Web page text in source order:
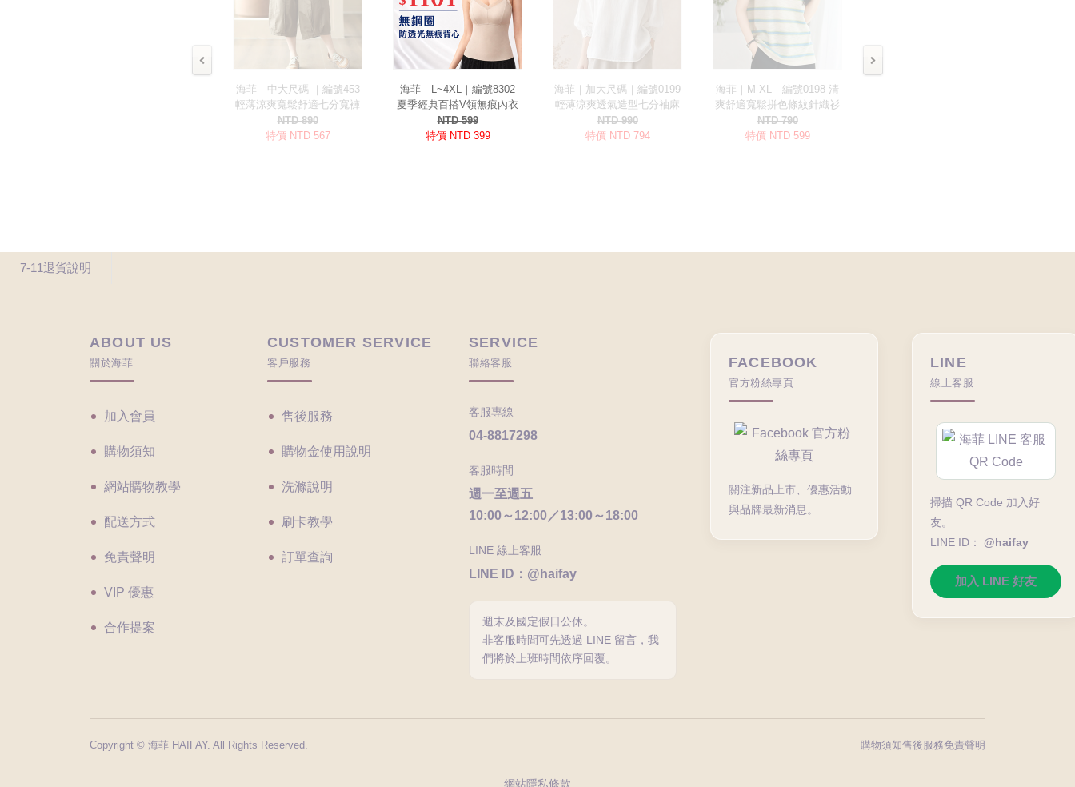
7-11退貨說明
ABOUT US
關於海菲
加入會員
購物須知
網站購物教學
配送方式
免責聲明
VIP 優惠
合作提案
CUSTOMER SERVICE
客戶服務
售後服務
購物金使用說明
洗滌說明
刷卡教學
訂單查詢
SERVICE
聯絡客服
客服專線
04-8817298
客服時間
週一至週五
10:00～12:00／13:00～18:00
LINE 線上客服
LINE ID：@haifay
週末及國定假日公休。
非客服時間可先透過 LINE 留言，我
們將於上班時間依序回覆。
FACEBOOK
官方粉絲專頁
關注新品上市、優惠活動
與品牌最新消息。
LINE
線上客服
掃描 QR Code 加入好
友。
LINE ID： @haifay
加入 LINE 好友
Copyright © 海菲 HAIFAY. All Rights Reserved. 購物須知售後服務免責聲明
網站隱私條款